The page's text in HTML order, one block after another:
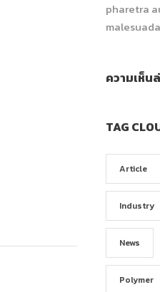
pharetra
ความเห็น
TAG
Article
Industry
News
Polymer